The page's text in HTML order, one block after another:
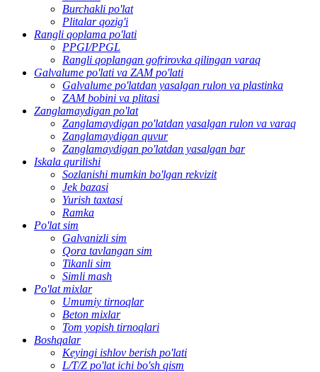
Burchakli po'lat
Plitalar qozig'i
Rangli qoplama po'lati
PPGI/PPGL
Rangli qoplangan gofrirovka qilingan varaq
Galvalume po'lati va ZAM po'lati
Galvalume po'latdan yasalgan rulon va plastinka
ZAM bobini va plitasi
Zanglamaydigan po'lat
Zanglamaydigan po'latdan yasalgan rulon va varaq
Zanglamaydigan quvur
Zanglamaydigan po'latdan yasalgan bar
Iskala qurilishi
Sozlanishi mumkin bo'lgan rekvizit
Jek bazasi
Yurish taxtasi
Ramka
Po'lat sim
Galvanizli sim
Qora tavlangan sim
Tikanli sim
Simli mash
Po'lat mixlar
Umumiy tirnoqlar
Beton mixlar
Tom yopish tirnoqlari
Boshqalar
Keyingi ishlov berish po'lati
L/T/Z po'lat ichi bo'sh qism